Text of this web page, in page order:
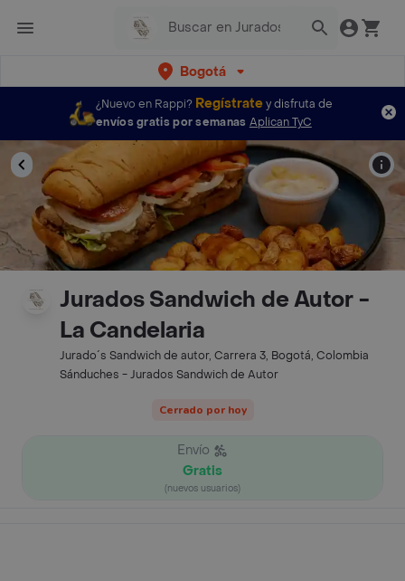
Bogotá
¿Nuevo en Rappi? Regístratey disfruta de
envíos gratis por semanas Aplican TyC
Jurados Sandwich de Autor -
La Candelaria
Jurado´s Sandwich de autor, Carrera 3, Bogotá, Colombia
Sánduches - Jurados Sandwich de Autor
Cerrado por hoy
Envío
Gratis
(nuevos usuarios)